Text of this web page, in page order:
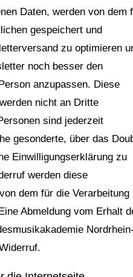
Daten, werden von dem
gespeichert und
zu optimieren
noch besser den
anzupassen. Diese
nicht an Dritte
sind jederzeit
gesonderte, über das
Einwilligungserklärung zu
werden diese
dem für die Verarbeitung
Abmeldung vom Erhalt